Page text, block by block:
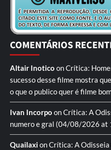
COMENTÁRIOS
Altair Inotico onCrítica:
sucesso desse filme mostra
o que o publico quer é filme
Ivan Incorpo onCrítica: A
numero e gral (04/08/2026 at
QuailaxionCrítica: A Odisseia